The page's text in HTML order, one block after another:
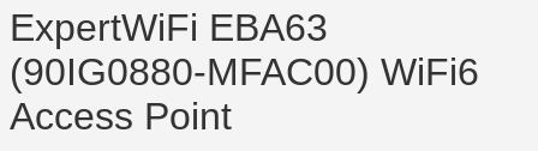
ExpertWiFi EBA63
(90IG0880-MFAC00) WiFi6
Access Point